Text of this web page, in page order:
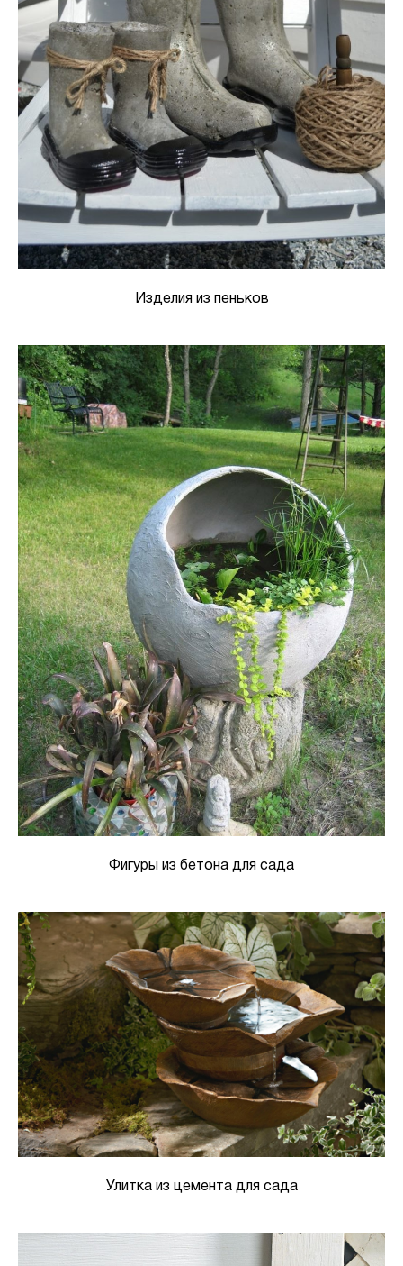
Изделия из пеньков
Фигуры из бетона для сада
Улитка из цемента для сада